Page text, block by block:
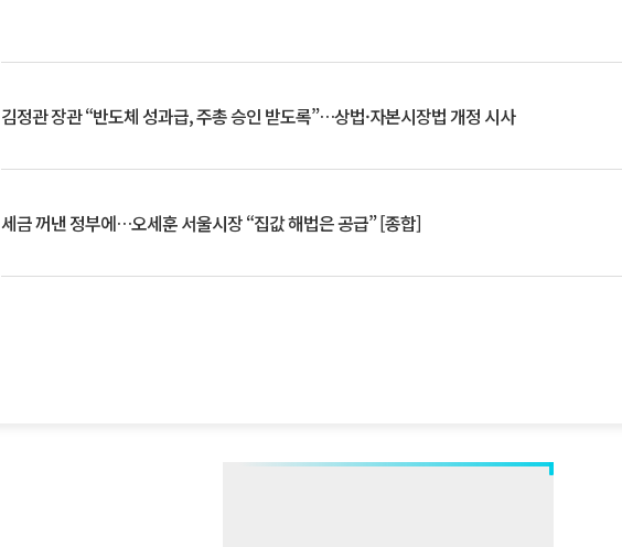
김정관 장관 “반도체 성과급, 주총 승인 받도록”…상법·자본시장법 개정 시사
세금 꺼낸 정부에…오세훈 서울시장 “집값 해법은 공급” [종합]